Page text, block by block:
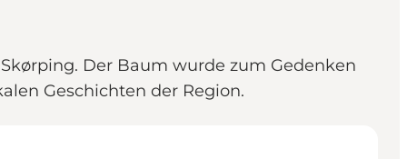
Der Baum wurde zum Gedenken
Geschichten der Region.